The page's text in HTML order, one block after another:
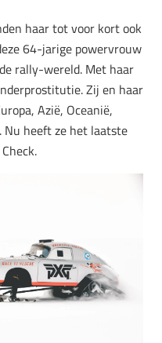
haar tot voor kort ook
64-jarige powervrouw
rally-wereld. Met haar
Zij en haar
Azië, Oceanië,
heeft ze het laatste